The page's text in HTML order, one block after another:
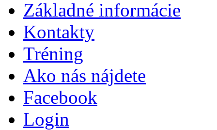
Základné informácie
Kontakty
Tréning
Ako nás nájdete
Facebook
Login